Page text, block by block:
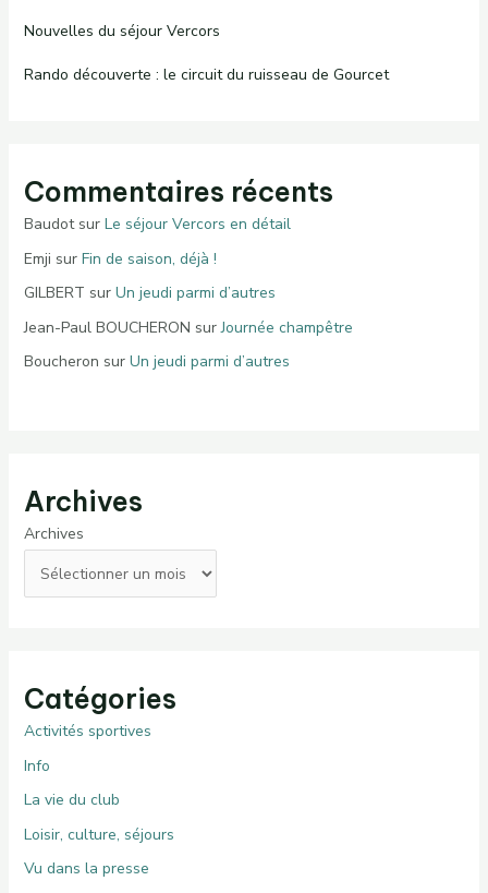
Nouvelles du séjour Vercors
Rando découverte : le circuit du ruisseau de Gourcet
Commentaires récents
Baudotsur Le séjour Vercors en détail
Emji sur Fin de saison, déjà !
GILBERT sur Un jeudi parmi d’autres
Jean-Paul BOUCHERON surJournée champêtre
Boucheron sur Un jeudi parmi d’autres
Archives
Archives
Catégories
Activités sportives
Info
La vie du club
Loisir, culture, séjours
Vu dans la presse